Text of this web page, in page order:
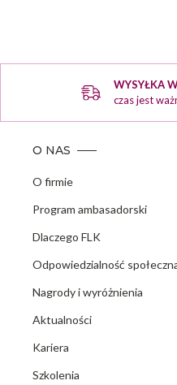
WYSYŁKA
czas jest
O NAS
O firmie
Program ambasadorski
Dlaczego FLK
Odpowiedzialność
Nagrody i wyróżnienia
Aktualności
Kariera
Szkolenia